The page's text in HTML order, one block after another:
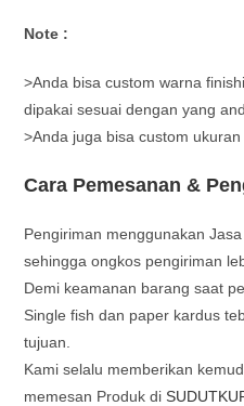
Note :
>Anda bisa custom warna
dipakai sesuai dengan yang
>Anda juga bisa custom
Cara Pemesanan &
Pengiriman menggunakan
sehingga ongkos pengiriman
Demi keamanan barang saat
Single fish dan paper kardus
tujuan.
Kami selalu memberikan
memesan Produk di